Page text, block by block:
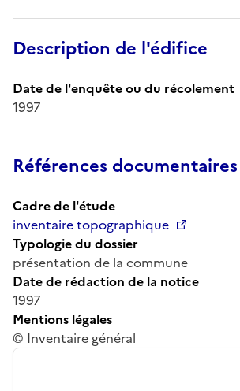
Description de l'édifice
Date de l'enquête ou du récolement
1997
Références documentaires
Cadre de l'étude
inventaire topographique
Typologie du dossier
présentation de la commune
Date de rédaction de la notice
1997
Mentions légales
© Inventaire général